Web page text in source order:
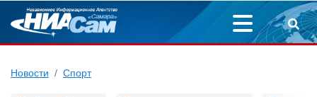
Новости Спорт